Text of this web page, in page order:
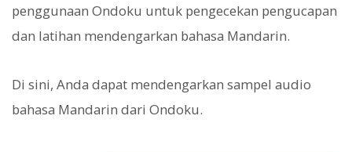
penggunaan Ondoku untuk pengecekan pengucapan
dan latihan mendengarkan bahasa Mandarin.
Di sini, Anda dapat mendengarkan sampel audio
bahasa Mandarin dari Ondoku.